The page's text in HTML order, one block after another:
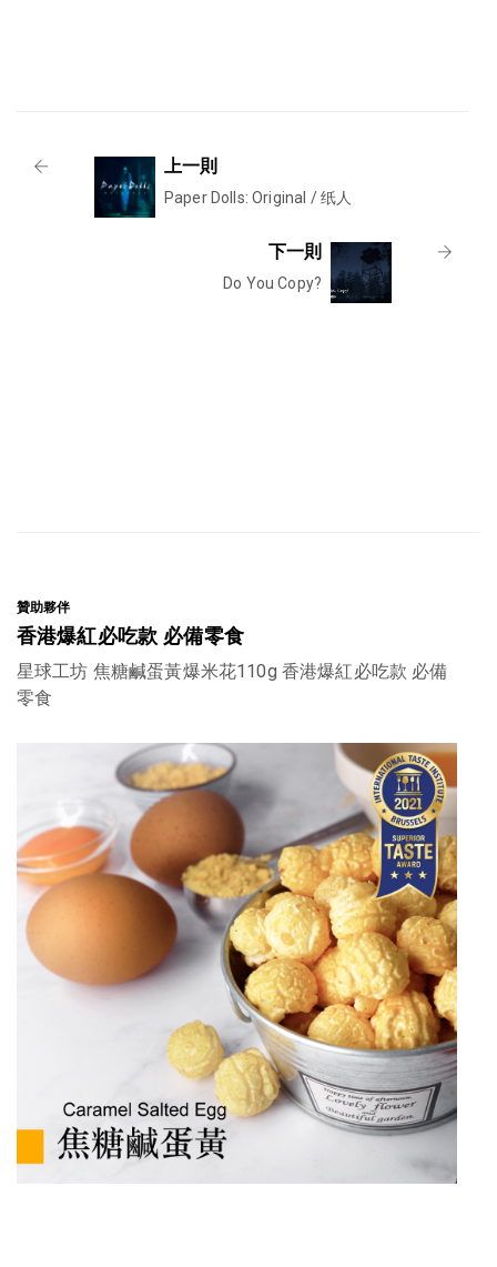
上一則
Paper Dolls: Original / 纸人
下一則
Do You Copy?
贊助夥伴
香港爆紅必吃款 必備零食
星球工坊 焦糖鹹蛋黃爆米花110g 香港爆紅必吃款 必備
零食